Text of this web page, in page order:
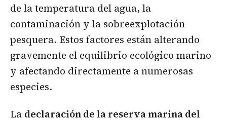
de la temperatura del agua, la
contaminación y la sobreexplotación
pesquera. Estos factores están alterando
gravemente el equilibrio ecológico marino
y afectando directamente a numerosas
especies.
La declaración de la reserva marina del